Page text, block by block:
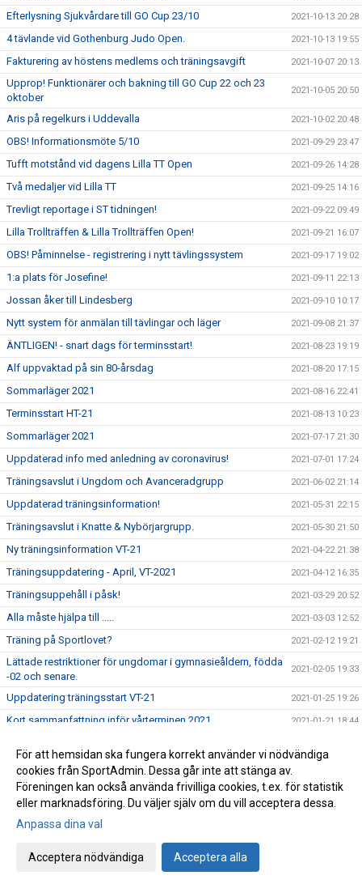
Efterlysning Sjukvårdare till GO Cup 23/10 2021-10-13 20:28
4 tävlande vid Gothenburg Judo Open. 2021-10-13 19:55
Fakturering av höstens medlems och träningsavgift 2021-10-07 20:13
Upprop! Funktionärer och bakning till GO Cup 22 och 23
oktober
2021-10-05 20:50
Aris på regelkurs i Uddevalla 2021-10-02 20:48
OBS! Informationsmöte 5/10 2021-09-29 23:47
Tufft motstånd vid dagens Lilla TT Open 2021-09-26 14:28
Två medaljer vid Lilla TT 2021-09-25 14:16
Trevligt reportage i ST tidningen! 2021-09-22 09:49
Lilla Trollträffen & Lilla Trollträffen Open! 2021-09-21 16:07
OBS! Påminnelse - registrering i nytt tävlingssystem 2021-09-17 19:02
1:a plats för Josefine! 2021-09-11 22:13
Jossan åker till Lindesberg 2021-09-10 10:17
Nytt system för anmälan till tävlingar och läger 2021-09-08 21:37
ÄNTLIGEN! - snart dags för terminsstart! 2021-08-23 19:19
Alf uppvaktad på sin 80-årsdag 2021-08-20 17:15
Sommarläger 2021 2021-08-16 22:41
Terminsstart HT-21 2021-08-13 10:23
Sommarläger 2021 2021-07-17 21:30
Uppdaterad info med anledning av coronavirus! 2021-07-01 17:24
Träningsavslut i Ungdom och Avanceradgrupp 2021-06-02 21:14
Uppdaterad träningsinformation! 2021-05-31 22:15
Träningsavslut i Knatte & Nybörjargrupp. 2021-05-30 21:50
Ny träningsinformation VT-21 2021-04-22 21:38
Träningsuppdatering - April, VT-2021 2021-04-12 16:35
Träningsuppehåll i påsk! 2021-03-29 20:52
Alla måste hjälpa till ..... 2021-03-03 12:52
Träning på Sportlovet? 2021-02-12 19:21
Lättade restriktioner för ungdomar i gymnasieåldern, födda
-02 och senare.
2021-02-05 19:33
Uppdatering träningsstart VT-21 2021-01-25 19:26
Kort sammanfattning inför vårterminen 2021 2021-01-21 18:44
Info angående träningsstart VT-21
Ordförande har ordet! 2020-12-22 20:36
Årets pristagare 2020 (Året då Covid-19 gäckade oss alla)
Avslutningsträning för Ungd.gruppen &
Avslutningsträning för Knatte och Nybörjargrupp!
För att hemsidan ska fungera korrekt använder vi nödvändiga
cookies från SportAdmin. Dessa går inte att stänga av.
Föreningen kan också använda frivilliga cookies, t.ex. för statistik
eller marknadsföring. Du väljer själv om du vill acceptera dessa.
Anpassa dina val
Acceptera nödvändiga Acceptera alla